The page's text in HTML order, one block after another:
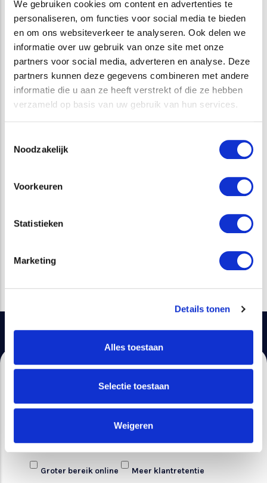
We gebruiken cookies om content en advertenties te
personaliseren, om functies voor social media te bieden
en om ons websiteverkeer te analyseren. Ook delen we
informatie over uw gebruik van onze site met onze
partners voor social media, adverteren en analyse. Deze
partners kunnen deze gegevens combineren met andere
informatie die u aan ze heeft verstrekt of die ze hebben
verzameld op basis van uw gebruik van hun services.
Noodzakelijk
Voorkeuren
Statistieken
Marketing
Details tonen
Alles toestaan
Selectie toestaan
Weigeren
Doelgroep bereiken Bishop zorgt ervoor dat je
je doelgroep bereikt, vergroot en inzichtelijk
bereid net dat stapje meer te zetten om te
partner om mee samen te werken.
Danny De Neef Eigenaar X11 Creatie
Wat wil je bereiken met
Social Media?
Adverteren Meer volgers/likes
Groter bereik online Meer klantretentie